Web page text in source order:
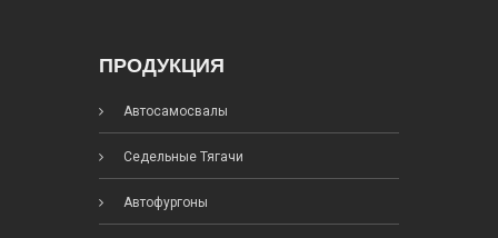
ПРОДУКЦИЯ
Автосамосвалы
Седельные Тягачи
Автофургоны